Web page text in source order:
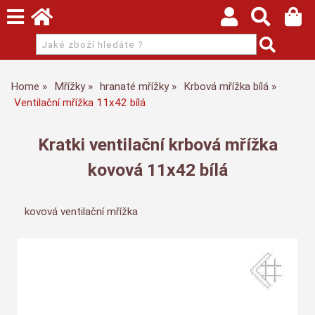
Home Mřížky hranaté mřížky
Krbová mřížka bílá
Ventilační mřížka 11x42 bílá
Kratki ventilační krbová mřížka
kovová 11x42 bílá
kovová ventilační mřížka